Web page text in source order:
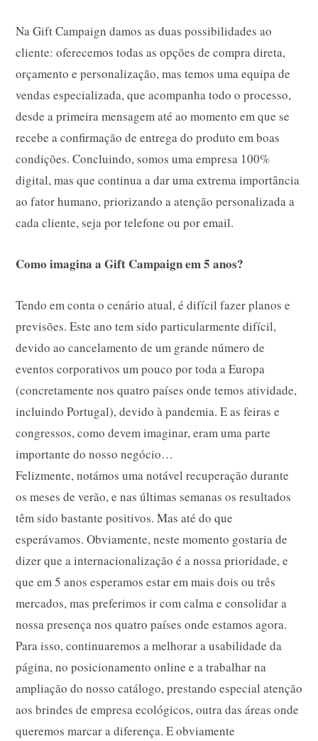
Na Gift Campaign damos as duas possibilidades ao
cliente: oferecemos todas as opções de compra direta,
orçamento e personalização, mas temos uma equipa de
vendas especializada, que acompanha todo o processo,
desde a primeira mensagem até ao momento em que se
recebe a confirmação de entrega do produto em boas
condições. Concluindo, somos uma empresa 100%
digital, mas que continua a dar uma extrema importância
ao fator humano, priorizando a atenção personalizada a
cada cliente, seja por telefone ou por email.
Como imagina a Gift Campaign em 5 anos?
Tendo em conta o cenário atual, é difícil fazer planos e
previsões. Este ano tem sido particularmente difícil,
devido ao cancelamento de um grande número de
eventos corporativos um pouco por toda a Europa
(concretamente nos quatro países onde temos atividade,
incluindo Portugal), devido à pandemia. E as feiras e
congressos, como devem imaginar, eram uma parte
importante do nosso negócio…
Felizmente, notámos uma notável recuperação durante
os meses de verão, e nas últimas semanas os resultados
têm sido bastante positivos. Mas até do que
esperávamos. Obviamente, neste momento gostaria de
dizer que a internacionalização é a nossa prioridade, e
que em 5 anos esperamos estar em mais dois ou três
mercados, mas preferimos ir com calma e consolidar a
nossa presença nos quatro países onde estamos agora.
Para isso, continuaremos a melhorar a usabilidade da
página, no posicionamento online e a trabalhar na
ampliação do nosso catálogo, prestando especial atenção
aos brindes de empresa ecológicos, outra das áreas onde
queremos marcar a diferença. E obviamente